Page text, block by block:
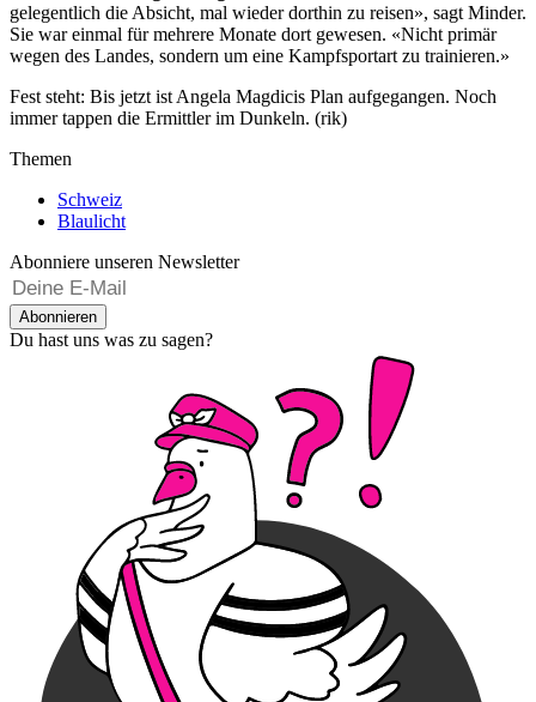
gelegentlich die Absicht, mal wieder dorthin zu reisen», sagt Minder.
Sie war einmal für mehrere Monate dort gewesen. «Nicht primär
wegen des Landes, sondern um eine Kampfsportart zu trainieren.»
Fest steht: Bis jetzt ist Angela Magdicis Plan aufgegangen. Noch
immer tappen die Ermittler im Dunkeln. (rik)
Themen
Schweiz
Blaulicht
Abonniere unseren Newsletter
Abonnieren
Du hast uns was zu sagen?